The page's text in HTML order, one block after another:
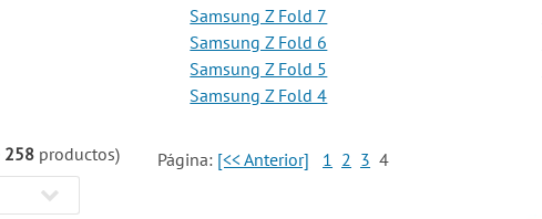
Samsung Z Fold 7
Samsung Z Fold 6
Samsung Z Fold 5
Samsung Z Fold 4
258productos) Página: [<< Anterior] 1 2 3 4